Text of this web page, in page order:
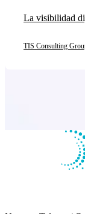
La visibilidad
TIS Consulting